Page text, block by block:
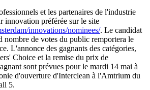
et les partenaires de l'industrie
innovation préférée sur le site
innovations/nominees/. Le candidat
nombre de votes du public remportera le
L'annonce des gagnants des catégories,
Choice et la remise du prix de
sont prévues pour le mardi 14 mai à
d'ouverture d'Interclean à l'Amtrium du
5.